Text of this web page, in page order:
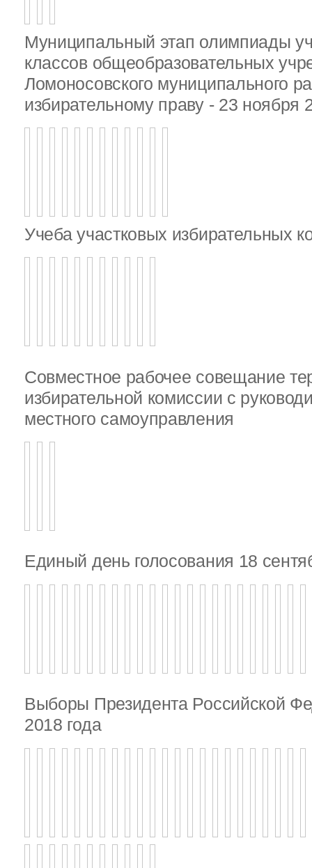
Муниципальный этап олимпиады
классов общеобразовательных
Ломоносовского муниципального
избирательному праву - 23 ноября
Учеба участковых избирательных
Совместное рабочее совещание
избирательной комиссии с
местного самоуправления
Единый день голосования 18
Выборы Президента Российской
2018 года